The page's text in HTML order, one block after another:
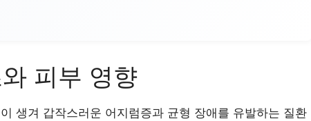
피부 영향
생겨 갑작스러운 어지럼증과 균형 장애를 유발하는 질환